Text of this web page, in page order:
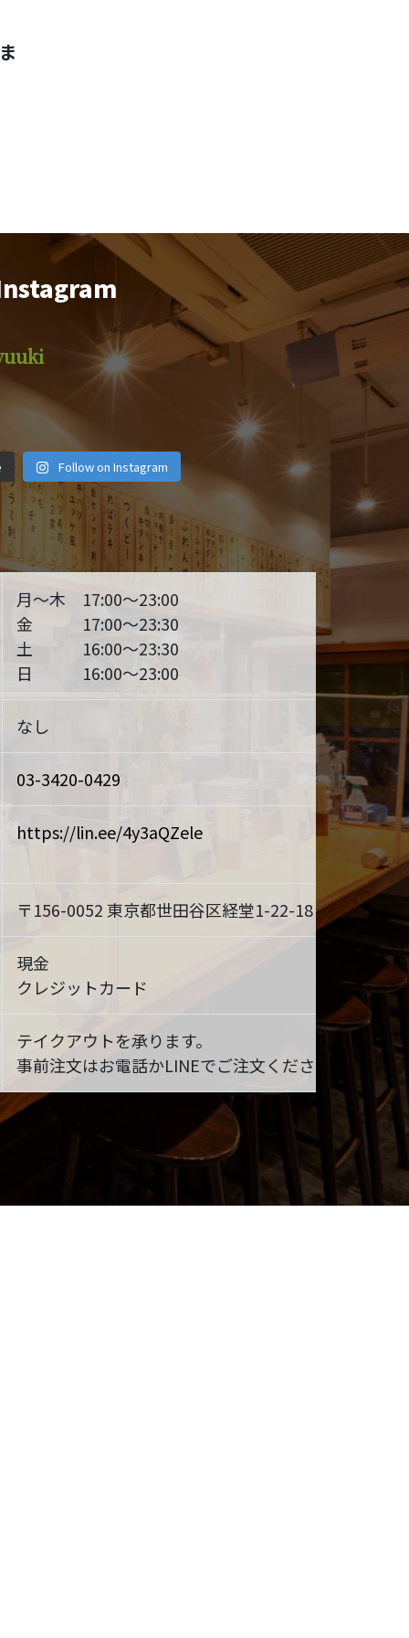
1
2月 14
motsuyakiyuuki
6
motsuyakiyuuki
11月 4
motsuyakiyuuki
28
motsuyakiyuuki
9月 25
9月 22
Follow on Instagram
月～木 17:00～23:00
金 17:00～23:30
土 16:00～23:30
日 16:00～23:00
なし
03-3420-0429
https://lin.ee/4y3aQZele
〒156-0052 東京都世田谷区経堂1-22-18MAP
現金
クレジットカード
テイクアウトを承ります。
事前注文はお電話かLINEでご注文ください。